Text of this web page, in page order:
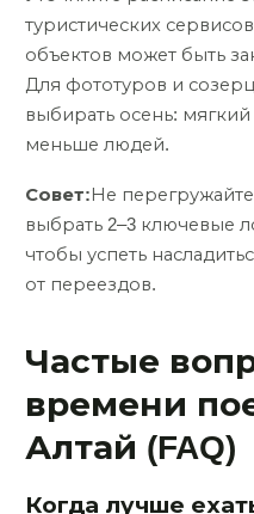
туристических
объектов может быть
Для фототуров и
выбирать осень:
меньше людей.
Совет: Не
выбрать 2–3 ключевые
чтобы успеть
от переездов.
Частые
времени
Алтай (FAQ)
Когда лучше